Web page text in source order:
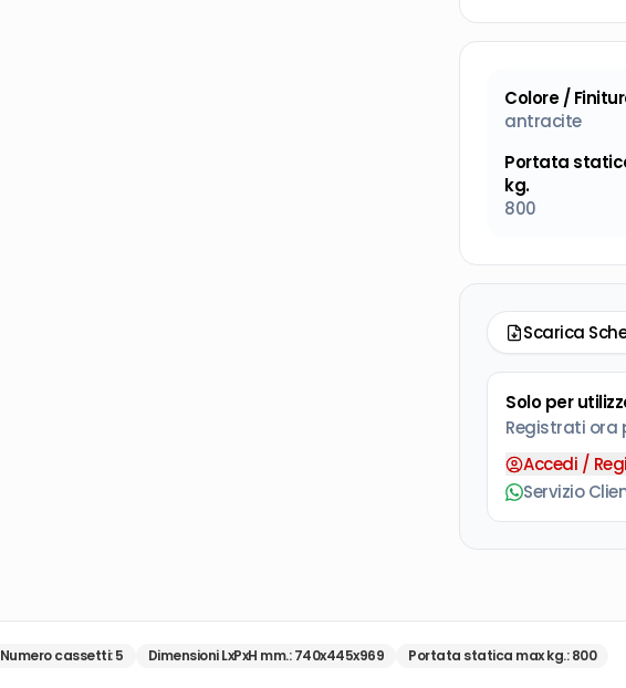
Colore /
antracite
Portata
kg.
800
Scarica
Solo per
Registrati ora
Accedi /
Servizio
Numero cassetti:5 Dimensioni LxPxH mm.:740x445x969 Portata statica max kg.:800